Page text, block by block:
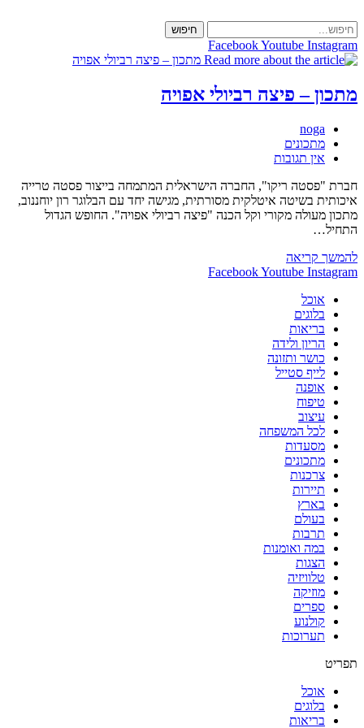
to
content
חיפוש
FacebookYoutube Instagram
מתכון – פיצה רביולי אפויה
מחבר:
noga
קטגוריה:
מתכונים
תגובות:
אין תגובות
חברת "פסטה ריקו", החברה הישראלית המתמחה בייצור פסטה טרייה
איכותית בשיטה איטלקית מסורתית, מגישה יחד עם הבלוגר רון יוחננוב,
מתכון מעולה מקורי וקל הכנה "פיצה רביולי אפויה". החופש הגדול
התחיל…
להמשך קריאהמתכון
–
FacebookYoutube Instagram
אוכל
בלוגים
בריאות
הריון ולידה
כושר ותזונה
לייף סטייל
אופנה
טיפוח
עיצוב
לכל המשפחה
מסעדות
מתכונים
צרכנות
תיירות
בארץ
בעולם
תרבות
במה ואומנות
הצגות
טלוויזיה
מוזיקה
ספרים
קולנוע
תערוכות
תפריט
אוכל
בלוגים
בריאות